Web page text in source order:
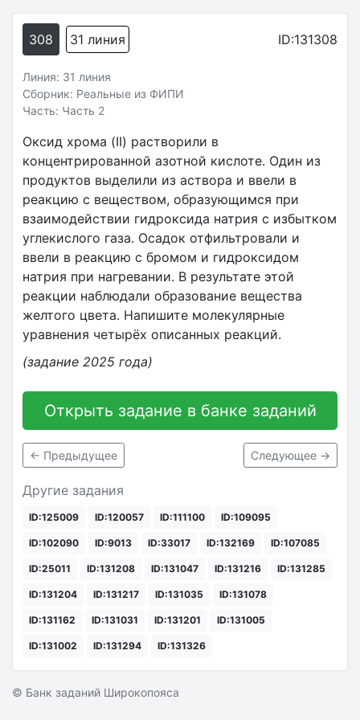
308 31 линия ID:131308
Линия: 31 линия
Сборник: Реальные из ФИПИ
Часть: Часть 2
Оксид хрома (II) растворили в
концентрированной азотной кислоте. Один из
продуктов выделили из аствора и ввели в
реакцию с веществом, образующимся при
взаимодействии гидроксида натрия с избытком
углекислого газа. Осадок отфильтровали и
ввели в реакцию с бромом и гидроксидом
натрия при нагревании. В результате этой
реакции наблюдали образование вещества
желтого цвета. Напишите молекулярные
уравнения четырёх описанных реакций.
(задание 2025 года)
Открыть задание в банке заданий
← Предыдущее Следующее →
Другие задания
ID:125009 ID:120057 ID:111100 ID:109095
ID:102090 ID:9013 ID:33017 ID:132169 ID:107085
ID:25011 ID:131208 ID:131047 ID:131216 ID:131285
ID:131204 ID:131217 ID:131035 ID:131078
ID:131162 ID:131031 ID:131201 ID:131005
ID:131002 ID:131294 ID:131326
© Банк заданий Широкопояса